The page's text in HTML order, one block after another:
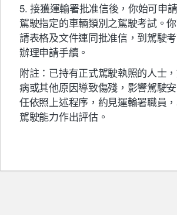
5. 接獲運輸署批准信後，你始可申
駕駛指定的車輛類別之駕駛考試。
請表格及文件連同批准信，到駕駛
辦理申請手續。
附註：已持有正式駕駛執照的人士
病或其他原因導致傷殘，影響駕駛
任依照上述程序，約見運輸署職員
駕駛能力作出評估。